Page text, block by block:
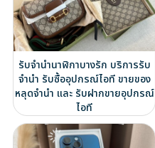
รับจำนำนาฬิกาบางรัก บริการรับ
จำนำ รับซื้ออุปกรณ์ไอที ขายของ
หลุดจำนำ และ รับฝากขายอุปกรณ์
ไอที